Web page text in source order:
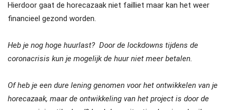
Hierdoor gaat de horecazaak niet failliet maar kan het weer
financieel gezond worden.
Heb je nog hoge huurlast? Door de lockdowns tijdens de
coronacrisis kun je mogelijk de huur niet meer betalen.
Of heb je een dure lening genomen voor het ontwikkelen van je
horecazaak, maar de ontwikkeling van het project is door de